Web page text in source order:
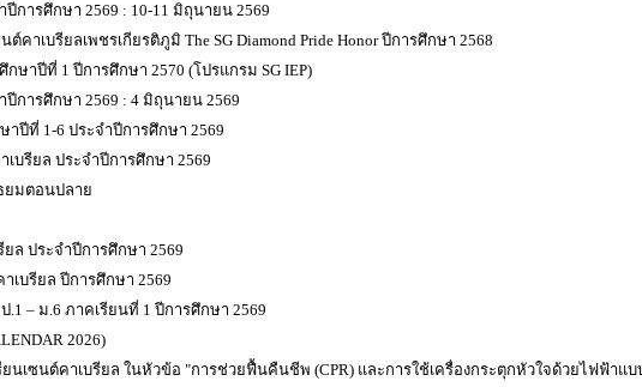
ารศึกษา 2569 : 10-11 มิถุนายน 2569
าเบรียลเพชรเกียรติภูมิ The SG Diamond Pride Honor ปีการศึกษา 2568
าปีที่ 1 ปีการศึกษา 2570 (โปรแกรม SG IEP)
ารศึกษา 2569 : 4 มิถุนายน 2569
ปีที่ 1-6 ประจำปีการศึกษา 2569
บรียล ประจำปีการศึกษา 2569
ยมตอนปลาย
ล ประจำปีการศึกษา 2569
เบรียล ปีการศึกษา 2569
– ม.6 ภาคเรียนที่ 1 ปีการศึกษา 2569
2026)
นเซนต์คาเบรียล ในหัวข้อ "การช่วยฟื้นคืนชีพ (CPR) และการใช้เครื่องกระตุกหัวใจด้วยไฟฟ้าแ